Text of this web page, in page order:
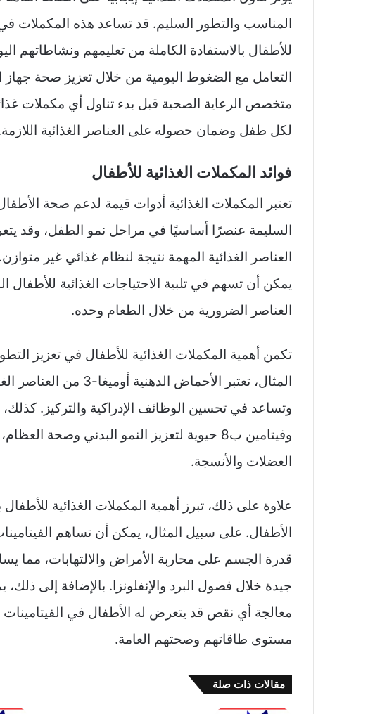
المناسب والتطور السليم. قد تساعد هذه المكملات
للأطفال بالاستفادة الكاملة من تعليمهم
التعامل مع الضغوط اليومية من خلال تعزيز صحة جهاز
متخصص الرعاية الصحية قبل بدء تناول أي مكملات
لكل طفل وضمان حصوله على العناصر الغذائية
فوائد المكملات الغذائية للأطفال
تعتبر المكملات الغذائية أدوات قيمة لدعم صحة
السليمة عنصرًا أساسيًا في مراحل نمو الطفل، وقد
العناصر الغذائية المهمة نتيجة لنظام غذائي غير
يمكن أن تسهم في تلبية الاحتياجات الغذائية
العناصر الضرورية من خلال الطعام وحده.
تكمن أهمية المكملات الغذائية للأطفال في تعزيز
المثال، تعتبر الأحماض
وتساعد في تحسين الوظائف الإدراكية والتركيز. كذلك،
وفيتامين ب8 حيوية لتعزيز النمو البدني وصحة
العضلات والأنسجة.
علاوة على ذلك، تبرز أهمية المكملات الغذائية
الأطفال. على سبيل المثال، يمكن أن تساهم
قدرة الجسم على محاربة الأمراض والالتهابات، مما
جيدة خلال فصول البرد والإنفلونزا. بالإضافة إلى
معالجة أي نقص قد يتعرض له الأطفال في الفيتامينات
مستوى طاقاتهم وصحتهم العامة.
مقالات ذات صلة